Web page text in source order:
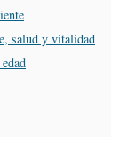
salud y vitalidad